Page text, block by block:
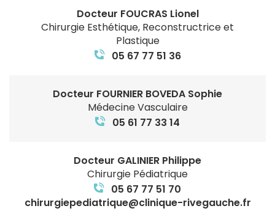
Docteur FOUCRAS Lionel
Chirurgie Esthétique, Reconstructrice et
Plastique
05 67 77 51 36
Docteur FOURNIER BOVEDA Sophie
Médecine Vasculaire
05 61 77 33 14
Docteur GALINIER Philippe
Chirurgie Pédiatrique
05 67 77 51 70
chirurgiepediatrique@clinique-rivegauche.fr